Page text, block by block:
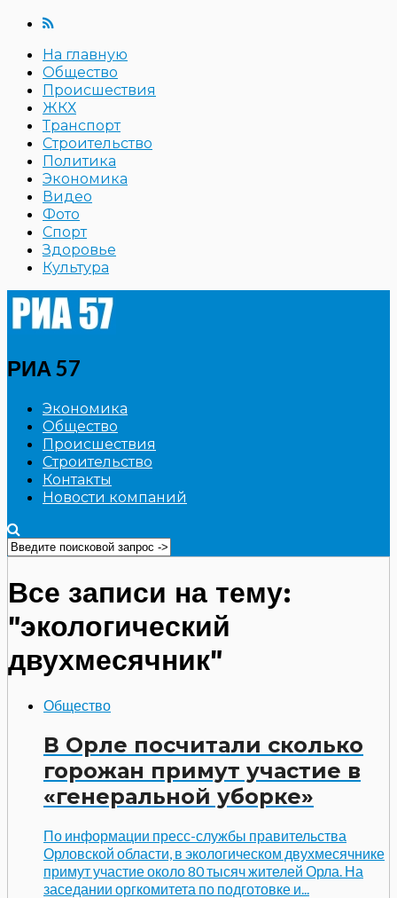
На главную
Общество
Происшествия
ЖКХ
Транспорт
Строительство
Политика
Экономика
Видео
Фото
Спорт
Здоровье
Культура
РИА 57
Экономика
Общество
Происшествия
Строительство
Контакты
Новости компаний
Все записи на тему:
"экологический
двухмесячник"
Общество
В Орле посчитали сколько
горожан примут участие в
«генеральной уборке»
По информации пресс-службы правительства
Орловской области, в экологическом двухмесячнике
примут участие около 80 тысяч жителей Орла. На
заседании оргкомитета по подготовке и...